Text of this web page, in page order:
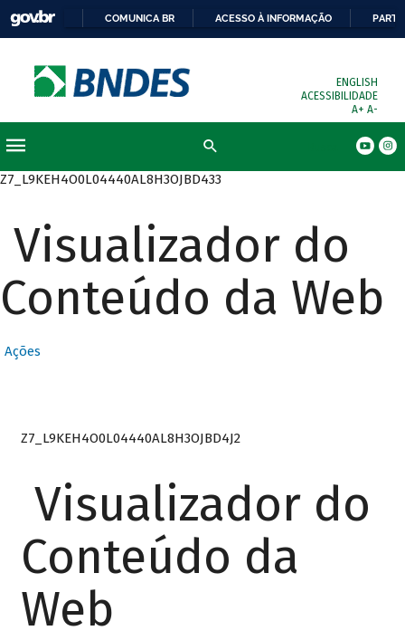
COMUNICA BR ACESSO À INFORMAÇÃO
ENGLISH
ACESSIBILIDADE
A+ A-
Z7_L9KEH4O0L04440AL8H3OJBD433
Visualizador do
Conteúdo da Web
Ações
Z7_L9KEH4O0L04440AL8H3OJBD4J2
Visualizador do
Conteúdo da
Web